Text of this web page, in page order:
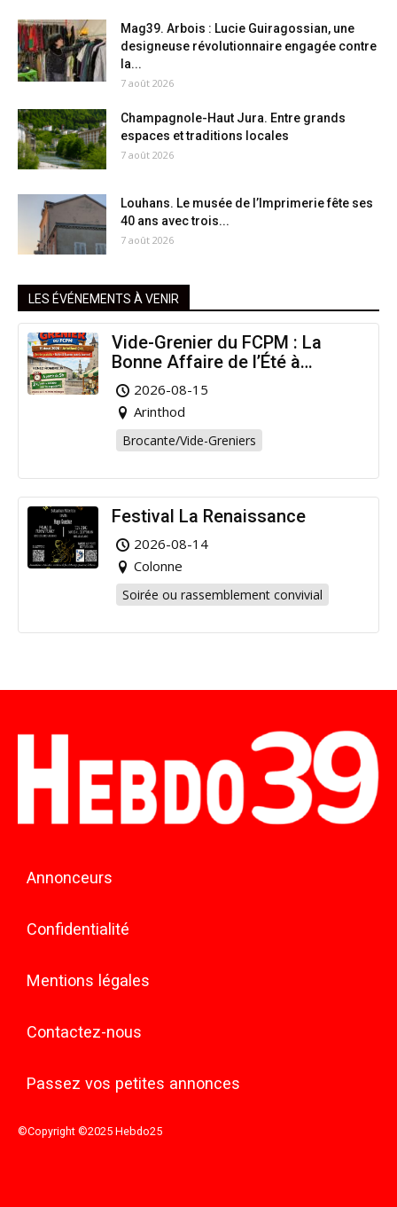
Mag39. Arbois : Lucie Guiragossian, une
designeuse révolutionnaire engagée contre
la...
7 août 2026
Champagnole-Haut Jura. Entre grands
espaces et traditions locales
7 août 2026
Louhans. Le musée de l’Imprimerie fête ses
40 ans avec trois...
7 août 2026
LES ÉVÉNEMENTS À VENIR
Vide-Grenier du FCPM : La
Bonne Affaire de l’Été à
Arinthod !
2026-08-15
Arinthod
Brocante/Vide-Greniers
Festival La Renaissance
2026-08-14
Colonne
Soirée ou rassemblement convivial